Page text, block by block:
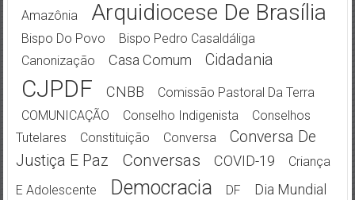
Amazônia Arquidiocese De Brasília
Bispo Do Povo
Bispo Pedro Casaldáliga
Canonização
Casa Comum Cidadania
CJPDF CNBB
Comissão Pastoral Da Terra
COMUNICAÇÃO
Conselho Indigenista
Conselhos
Tutelares
Constituição Conversa
Conversa De
Justiça E Paz
Conversas COVID-19
Criança
E Adolescente
Democracia DF
Dia Mundial